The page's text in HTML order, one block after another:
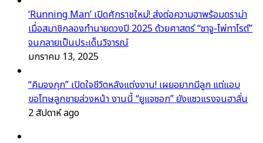
‘Running Man’ เปิดศักราชใหม่! ส่งต่อความฮาพร้อมดราม่า
เมื่อสมาชิกลองทำนายดวงปี 2025 ด้วยศาสตร์ “ซาจู-ไพ่ทาโรต์”
จนกลายเป็นประเด็นวิจารณ์
มกราคม 13, 2025
“คิมจงกุก” เปิดใจชีวิตหลังแต่งงาน! เผยอยากมีลูก แต่แอบ
ขอโทษลูกชายล่วงหน้า งานนี้ “ยูแจซอก” ยังแซวแรงจนฮาลั่น
2 สัปดาห์ ago